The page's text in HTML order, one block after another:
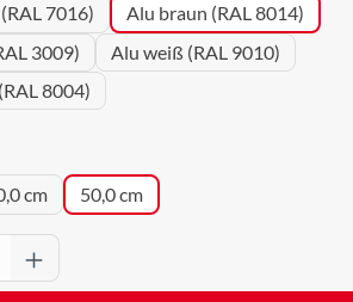
7016)
Alu braun (RAL 8014)
3009)
Alu weiß (RAL 9010)
8004)
cm 50,0 cm
Gib den